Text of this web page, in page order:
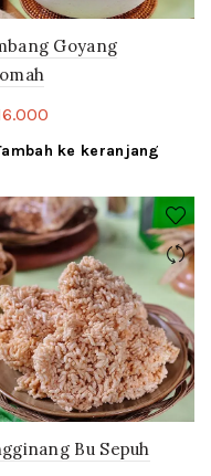
Goyang
ke keranjang
Bu Sepuh